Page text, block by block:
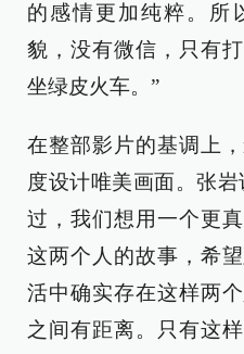
的感情更加纯粹。所
貌，没有微信，只有
坐绿皮火车。”
在整部影片的基调上
度设计唯美画面。张
过，我们想用一个更
这两个人的故事，希
活中确实存在这样两
之间有距离。只有这